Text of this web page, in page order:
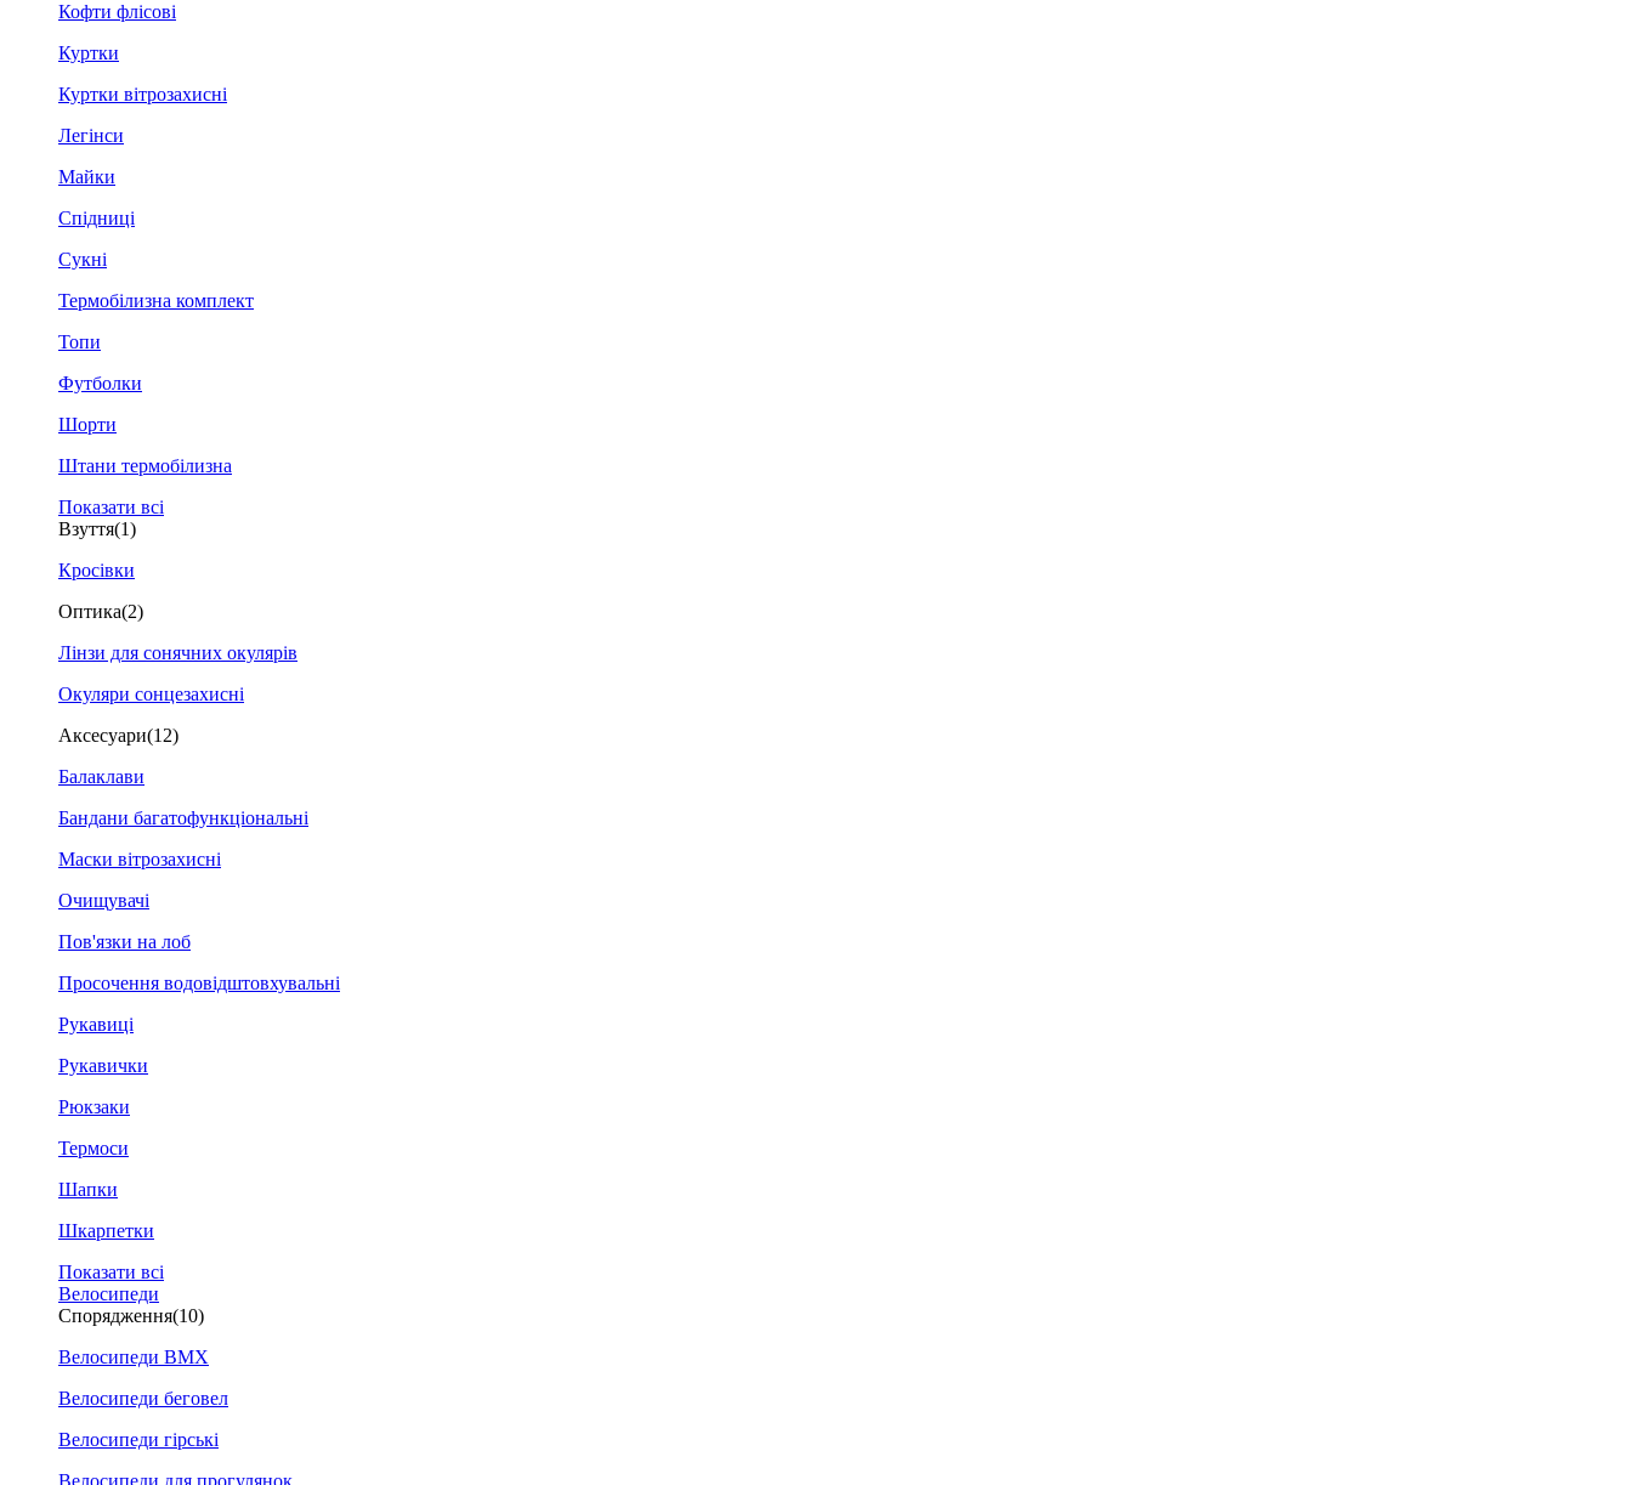
Кофти флісові
Куртки
Куртки вітрозахисні
Легінси
Майки
Спідниці
Сукні
Термобілизна комплект
Топи
Футболки
Шорти
Штани термобілизна
Показати всі
Взуття(1)
Кросівки
Оптика(2)
Лінзи для сонячних окулярів
Окуляри сонцезахисні
Аксесуари(12)
Балаклави
Бандани багатофункціональні
Маски вітрозахисні
Очищувачі
Пов'язки на лоб
Просочення водовідштовхувальні
Рукавиці
Рукавички
Рюкзаки
Термоси
Шапки
Шкарпетки
Показати всі
Велосипеди
Спорядження(10)
Велосипеди BMX
Велосипеди беговел
Велосипеди гірські
Велосипеди для прогулянок